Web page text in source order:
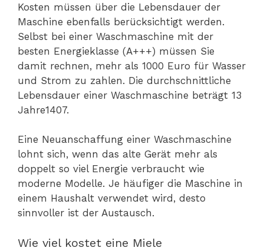
Kosten müssen über die Lebensdauer der
Maschine ebenfalls berücksichtigt werden.
Selbst bei einer Waschmaschine mit der
besten Energieklasse (A+++) müssen Sie
damit rechnen, mehr als 1000 Euro für Wasser
und Strom zu zahlen. Die durchschnittliche
Lebensdauer einer Waschmaschine beträgt 13
Jahre1407.
Eine Neuanschaffung einer Waschmaschine
lohnt sich, wenn das alte Gerät mehr als
doppelt so viel Energie verbraucht wie
moderne Modelle. Je häufiger die Maschine in
einem Haushalt verwendet wird, desto
sinnvoller ist der Austausch.
Wie viel kostet eine Miele